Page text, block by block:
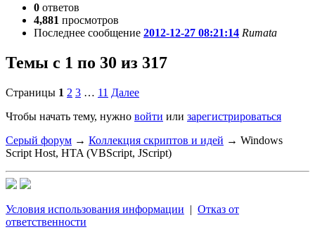
0 ответов
4,881 просмотров
Последнее сообщение 2012-12-27 08:21:14 Rumata
Темы с 1 по 30 из 317
Страницы 1 2 3 … 11 Далее
Чтобы начать тему, нужно войти или зарегистрироваться
Серый форум → Коллекция скриптов и идей → Windows
Script Host, HTA (VBScript, JScript)
Условия использования информации | Отказ от
ответственности